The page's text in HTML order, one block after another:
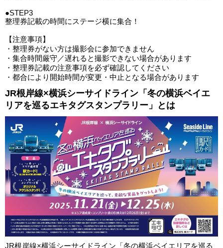
●STEP3
整理券記載の時間にステージ横に集合！
【注意事項】
・整理券がない方は撮影会に参加できません
・集合時間厳守／遅れると撮影できない場合があります
・整理券記載の注意事項を必ず確認してください
・都合により開始時間が変更・中止となる場合があります
JR根岸線×横浜シーサイドライン「冬の横浜ベイエ
リアを巡るエキタグスタンプラリー」とは
JR根岸線×横浜シーサイドライン「冬の横浜ベイエリアを巡る